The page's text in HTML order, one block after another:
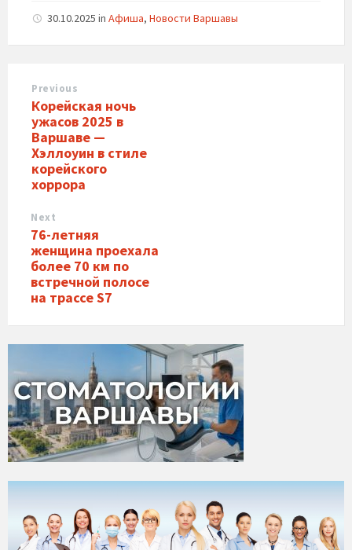
30.10.2025 in Афиша, Новости Варшавы
Previous
Корейская ночь
ужасов 2025 в
Варшаве —
Хэллоуин в стиле
корейского
хоррора
Next
76-летняя
женщина проехала
более 70 км по
встречной полосе
на трассе S7